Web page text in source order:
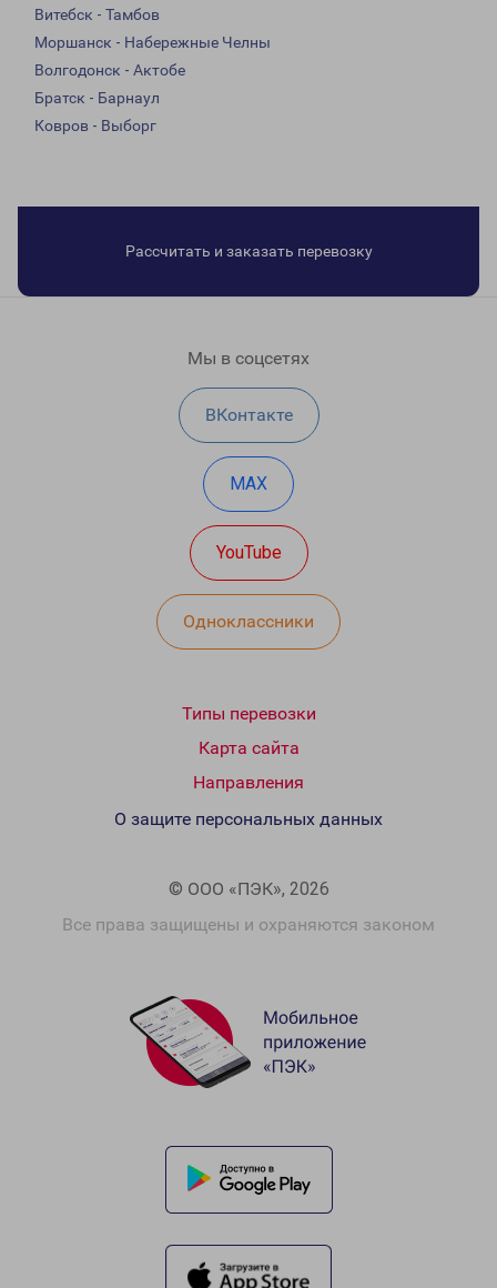
Витебск - Тамбов
Моршанск - Набережные Челны
Волгодонск - Актобе
Братск - Барнаул
Ковров - Выборг
Рассчитать и заказать перевозку
Мы в соцсетях
ВКонтакте
MAX
YouTube
Одноклассники
Типы перевозки
Карта сайта
Направления
© ООО «ПЭК», 2026
Все права защищены и охраняются законом
О защите персональных данных